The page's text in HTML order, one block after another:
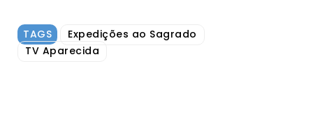
TAGS
Expedições ao Sagrado
TV Aparecida